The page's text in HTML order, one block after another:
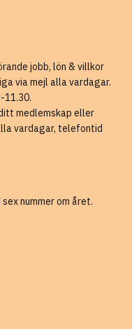
jobb, lön & villkor
via mejl alla vardagar.
11.30.
medlemskap eller
vardagar, telefontid
nummer om året.